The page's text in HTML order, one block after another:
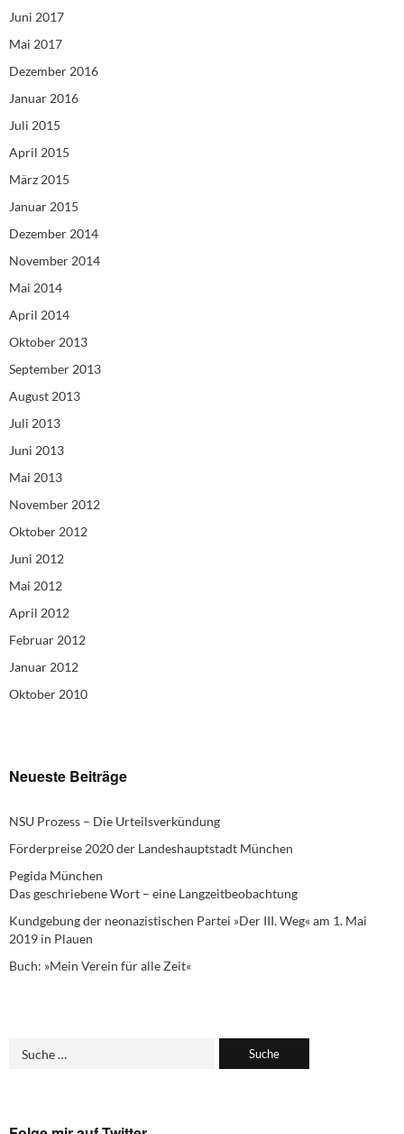
Juni 2017
Mai 2017
Dezember 2016
Januar 2016
Juli 2015
April 2015
März 2015
Januar 2015
Dezember 2014
November 2014
Mai 2014
April 2014
Oktober 2013
September 2013
August 2013
Juli 2013
Juni 2013
Mai 2013
November 2012
Oktober 2012
Juni 2012
Mai 2012
April 2012
Februar 2012
Januar 2012
Oktober 2010
Neueste Beiträge
NSU Prozess – Die Urteilsverkündung
Förderpreise 2020 der Landeshauptstadt München
Pegida München
Das geschriebene Wort – eine Langzeitbeobachtung
Kundgebung der neonazistischen Partei »Der III. Weg« am 1. Mai
2019 in Plauen
Buch: »Mein Verein für alle Zeit«